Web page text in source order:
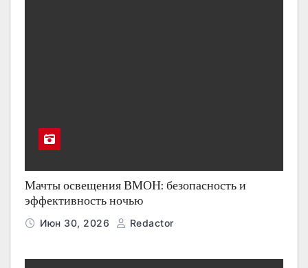
Мачты освещения ВМОН: безопасность и
эффективность ночью
Июн 30, 2026 Redactor